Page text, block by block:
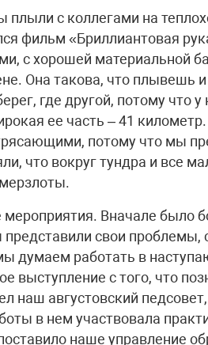
плыли с коллегами на
фильм «Бриллиантовая
с хорошей материальной
Она такова, что плывешь
где другой, потому что
ее часть – 41
потому что мы
что вокруг тундра и все
мероприятия. Вначале было
свои проблемы,
думаем работать в
выступление с того, что
наш августовский
в нем участвовала
наше управление